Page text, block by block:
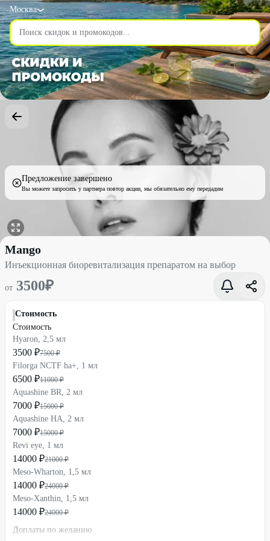
Москва
Предложение завершено
Вы можете запросить у партнера повтор акции, мы обязательно ему передадим
Инъекционная биоревитализация препаратом на выбор со
Mango
Инъекционная биоревитализация препаратом на выбор
от 3500₽
Стоимость
Стоимость
Hyaron, 2,5 мл
3500 ₽7500 ₽
Filorga NCTF ha+, 1 мл
6500 ₽11000 ₽
Aquashine BR, 2 мл
7000 ₽15000 ₽
Aquashine HA, 2 мл
7000 ₽15000 ₽
Revi eye, 1 мл
14000 ₽21000 ₽
Meso-Wharton, 1,5 мл
14000 ₽24000 ₽
Meso-Xanthin, 1,5 мл
14000 ₽24000 ₽
Доплаты по желанию